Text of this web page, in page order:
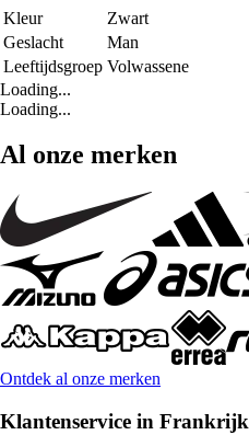
Kleur
Zwart
Geslacht
Man
Leeftijdsgroep Volwassene
Loading...
Loading...
Al onze merken
Ontdek al onze merken
Klantenservice in Frankrijk